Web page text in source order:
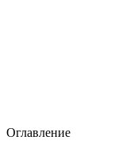
Оглавление